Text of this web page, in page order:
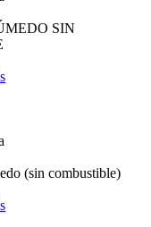
SIN
(sin combustible)